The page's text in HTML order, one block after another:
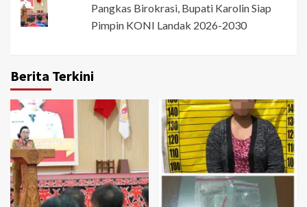
Pangkas Birokrasi, Bupati Karolin Siap
Pimpin KONI Landak 2026-2030
Berita Terkini